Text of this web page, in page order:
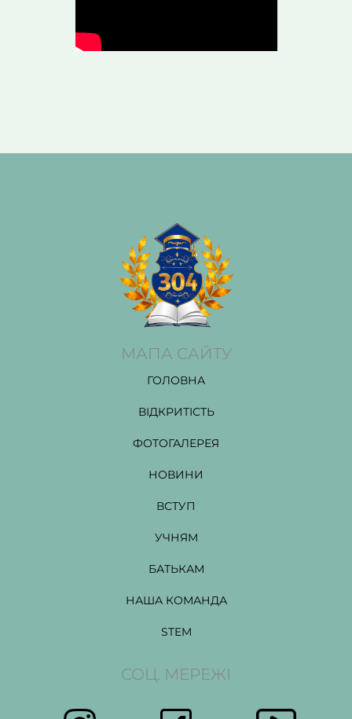
МАПА САЙТУ
ГОЛОВНА
ВІДКРИТІСТЬ
ФОТОГАЛЕРЕЯ
НОВИНИ
ВСТУП
УЧНЯМ
БАТЬКАМ
НАША КОМАНДА
STEM
СОЦ. МЕРЕЖІ